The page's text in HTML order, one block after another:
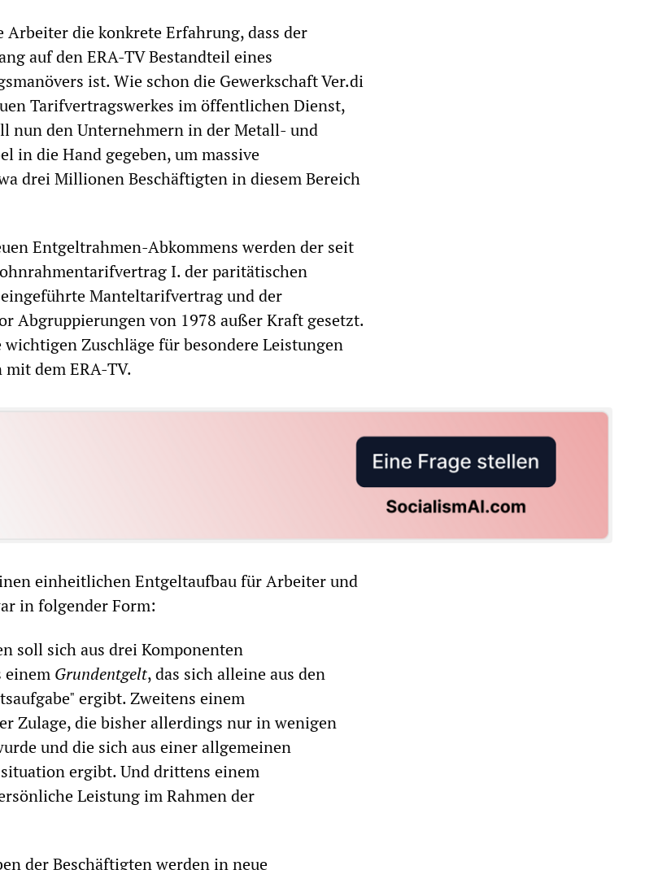
Arbeiter die konkrete Erfahrung, dass der
auf den ERA-TV Bestandteil eines
ist. Wie schon die Gewerkschaft Ver.di
Tarifvertragswerkes im öffentlichen Dienst,
nun den Unternehmern in der Metall- und
in die Hand gegeben, um massive
drei Millionen Beschäftigten in diesem Bereich
Entgeltrahmen-Abkommens werden der seit
I. der paritätischen
Manteltarifvertrag und der
Abgruppierungen von 1978 außer Kraft gesetzt.
Zuschläge für besondere Leistungen
dem ERA-TV.
einheitlichen Entgeltaufbau für Arbeiter und
in folgender Form:
soll sich aus drei Komponenten
einem Grundentgelt, das sich alleine aus den
ergibt. Zweitens einem
Zulage, die bisher allerdings nur in wenigen
und die sich aus einer allgemeinen
ergibt. Und drittens einem
Leistung im Rahmen der
der Beschäftigten werden in neue